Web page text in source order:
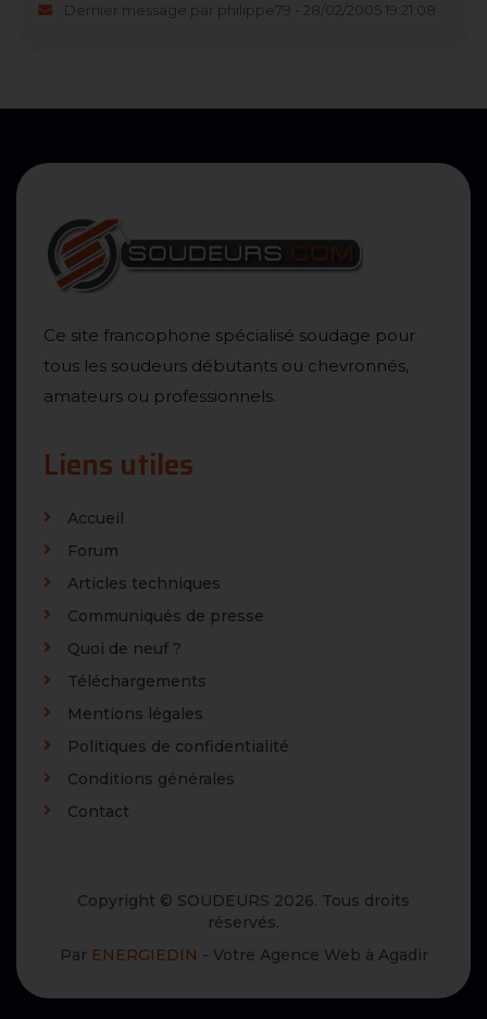
Dernier message par philippe79 - 28/02/2005 19:21:08
Ce site francophone spécialisé soudage pour
tous les soudeurs débutants ou chevronnés,
amateurs ou professionnels.
Liens utiles
Accueil
Forum
Articles techniques
Communiqués de presse
Quoi de neuf ?
Téléchargements
Mentions légales
Politiques de confidentialité
Conditions générales
Contact
Copyright © SOUDEURS 2026. Tous droits
réservés.
Par ENERGIEDIN - Votre Agence Web à Agadir